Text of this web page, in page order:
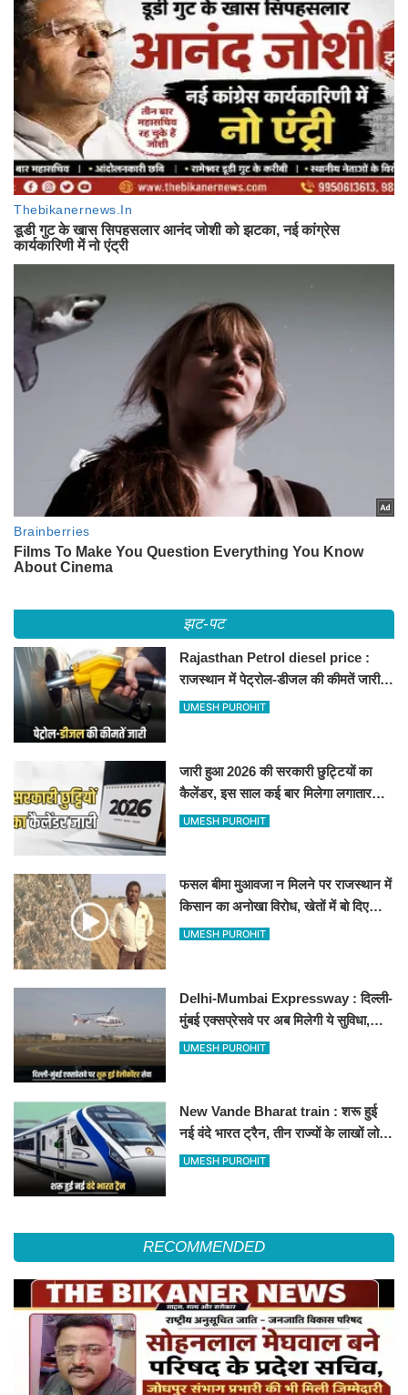
झट-पट
Rajasthan Petrol diesel price :
राजस्थान में पेट्रोल-डीजल की कीमतें जारी,
जानिए बीकानेर समेत पुरे प्रदेश में नए रेट
UMESH PUROHIT
जारी हुआ 2026 की सरकारी छुट्टियों का
कैलेंडर, इस साल कई बार मिलेगा लगातार
अवकाश, देखें
UMESH PUROHIT
फसल बीमा मुआवजा न मिलने पर राजस्थान में
किसान का अनोखा विरोध, खेतों में बो दिए
500-500 रुपए के नोट, वीडियो वायरल
UMESH PUROHIT
Delhi-Mumbai Expressway : दिल्ली-
मुंबई एक्सप्रेसवे पर अब मिलेगी ये सुविधा,
हेलीकॉप्टर सर्विस से तुरंत घायल पहुंचेगा
UMESH PUROHIT
New Vande Bharat train : शरू हुई
नई वंदे भारत ट्रैन, तीन राज्यों के लाखों लोगों
का सफर होगा आसान, देखें पूरा रूटमैप
UMESH PUROHIT
RECOMMENDED